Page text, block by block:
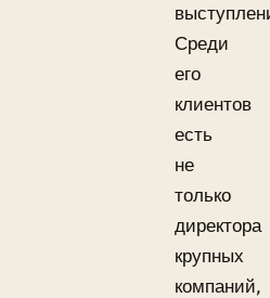
Среди
его
клиентов
есть
не
только
директора
крупных
компаний,